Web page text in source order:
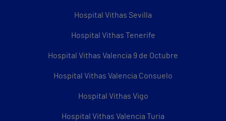
Hospital Vithas Sevilla
Hospital Vithas Tenerife
Hospital Vithas Valencia 9 de Octubre
Hospital Vithas Valencia Consuelo
Hospital Vithas Vigo
Hospital Vithas Valencia Turia